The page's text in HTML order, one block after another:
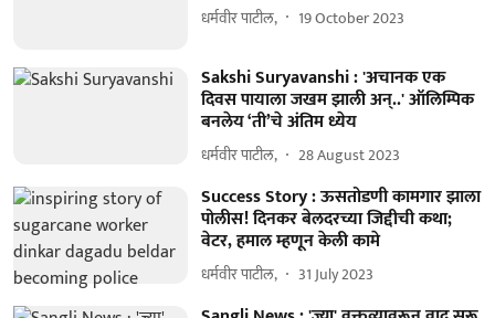
धर्मवीर पाटील, 19 October 2023
Sakshi Suryavanshi : 'अचानक एक
दिवस पायाला जखम झाली अन्..' ऑलिम्पिक
बनलेय ‘ती’चे अंतिम ध्येय
धर्मवीर पाटील, 28 August 2023
Success Story : ऊसतोडणी कामगार झाला
पोलीस! दिनकर बेलदरच्या जिद्दीची कथा;
वेटर, हमाल म्हणून केली कामे
धर्मवीर पाटील, 31 July 2023